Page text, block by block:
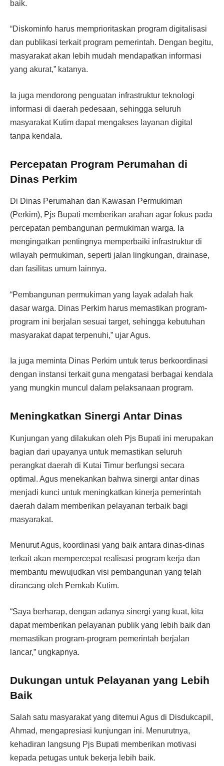
baik.
“Diskominfo harus memprioritaskan program digitalisasi
dan publikasi terkait program pemerintah. Dengan begitu,
masyarakat akan lebih mudah mendapatkan informasi
yang akurat,” katanya.
Ia juga mendorong penguatan infrastruktur teknologi
informasi di daerah pedesaan, sehingga seluruh
masyarakat Kutim dapat mengakses layanan digital
tanpa kendala.
Percepatan Program Perumahan di
Dinas Perkim
Di Dinas Perumahan dan Kawasan Permukiman
(Perkim), Pjs Bupati memberikan arahan agar fokus pada
percepatan pembangunan permukiman warga. Ia
mengingatkan pentingnya memperbaiki infrastruktur di
wilayah permukiman, seperti jalan lingkungan, drainase,
dan fasilitas umum lainnya.
“Pembangunan permukiman yang layak adalah hak
dasar warga. Dinas Perkim harus memastikan program-
program ini berjalan sesuai target, sehingga kebutuhan
masyarakat dapat terpenuhi,” ujar Agus.
Ia juga meminta Dinas Perkim untuk terus berkoordinasi
dengan instansi terkait guna mengatasi berbagai kendala
yang mungkin muncul dalam pelaksanaan program.
Meningkatkan Sinergi Antar Dinas
Kunjungan yang dilakukan oleh Pjs Bupati ini merupakan
bagian dari upayanya untuk memastikan seluruh
perangkat daerah di Kutai Timur berfungsi secara
optimal. Agus menekankan bahwa sinergi antar dinas
menjadi kunci untuk meningkatkan kinerja pemerintah
daerah dalam memberikan pelayanan terbaik bagi
masyarakat.
Menurut Agus, koordinasi yang baik antara dinas-dinas
terkait akan mempercepat realisasi program kerja dan
membantu mewujudkan visi pembangunan yang telah
dirancang oleh Pemkab Kutim.
“Saya berharap, dengan adanya sinergi yang kuat, kita
dapat memberikan pelayanan publik yang lebih baik dan
memastikan program-program pemerintah berjalan
lancar,” ungkapnya.
Dukungan untuk Pelayanan yang Lebih
Baik
Salah satu masyarakat yang ditemui Agus di Disdukcapil,
Ahmad, mengapresiasi kunjungan ini. Menurutnya,
kehadiran langsung Pjs Bupati memberikan motivasi
kepada petugas untuk bekerja lebih baik.